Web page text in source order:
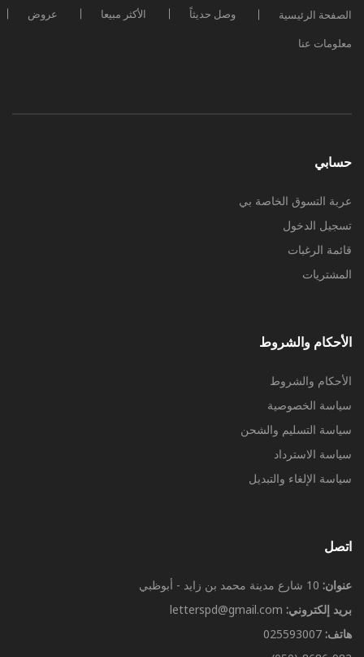
الصفحة الرئيسية وصل حديثاً الأكثر مبيعا
عروض
معلومات عنا
حسابي
عربة التسوق الخاصة بي
تسجيل الدخول
قائمة الرغبات
المشتريات
الأحكام والشروط
الأحكام والشروط
سياسة الخصوصية
سياسة التسليم والشحن
سياسة الاسترداد
سياسة الإلغاء والتبديل
اتصل
عنوان: 10 شارع مدينة محمد بن زايد - أبوظبي
بريد إلكتروني: letterspd@gmail.com
هاتف: 025593007